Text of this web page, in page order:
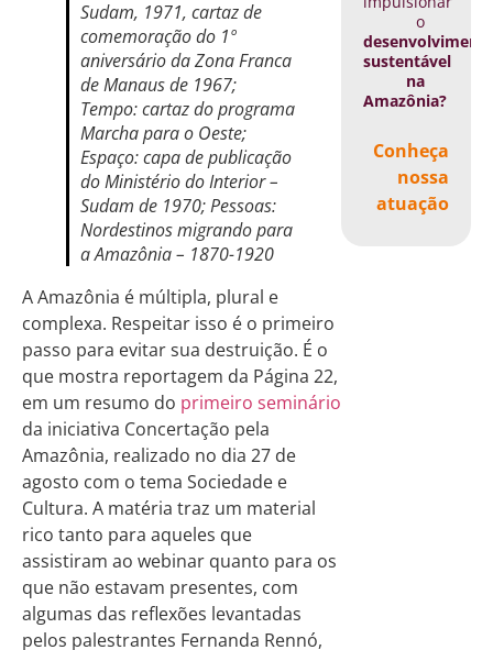
o
sustentável
na
Amazônia?
Conheça
nossa
atuação
Sudam, 1971, cartaz de
comemoração do 1º
aniversário da Zona Franca
de Manaus de 1967;
Tempo: cartaz do programa
Marcha para o Oeste;
Espaço: capa de publicação
do Ministério do Interior –
Sudam de 1970; Pessoas:
Nordestinos migrando para
a Amazônia – 1870-1920
A Amazônia é múltipla, plural e
complexa. Respeitar isso é o primeiro
passo para evitar sua destruição. É o
que mostra reportagem da Página 22,
em um resumo do primeiro seminário
da iniciativa Concertação pela
Amazônia, realizado no dia 27 de
agosto com o tema Sociedade e
Cultura. A matéria traz um material
rico tanto para aqueles que
assistiram ao webinar quanto para os
que não estavam presentes, com
algumas das reflexões levantadas
pelos palestrantes Fernanda Rennó,